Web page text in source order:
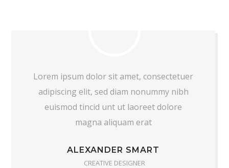
Lorem ipsum dolor sit amet, consectetuer
adipiscing elit, sed diam nonummy nibh
euismod tincid unt ut laoreet dolore
magna aliquam erat
ALEXANDER SMART
CREATIVE DESIGNER